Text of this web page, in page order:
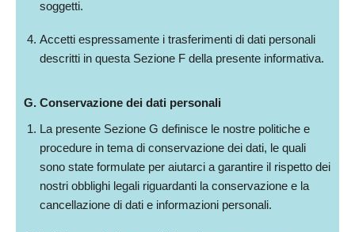
soggetti.
Accetti espressamente i trasferimenti di dati personali
descritti in questa Sezione F della presente informativa.
G. Conservazione dei dati personali
La presente Sezione G definisce le nostre politiche e
procedure in tema di conservazione dei dati, le quali
sono state formulate per aiutarci a garantire il rispetto dei
nostri obblighi legali riguardanti la conservazione e la
cancellazione di dati e informazioni personali.